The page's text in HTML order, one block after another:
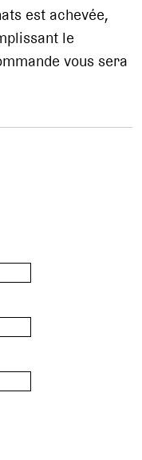
est achevée,
le
vous sera